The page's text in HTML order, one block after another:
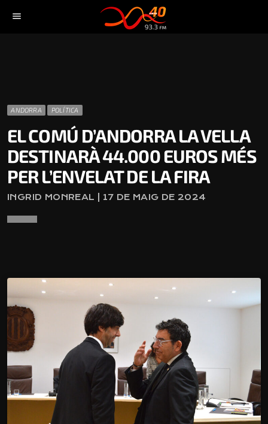
menu
ANDORRA POLÍTICA
EL COMÚ D’ANDORRA LA VELLA
DESTINARÀ 44.000 EUROS MÉS
PER L’ENVELAT DE LA FIRA
INGRID MONREAL | 17 DE MAIG DE 2024